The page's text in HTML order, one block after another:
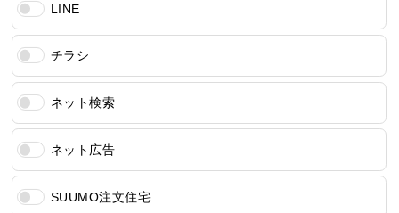
LINE
チラシ
ネット検索
ネット広告
SUUMO注文住宅